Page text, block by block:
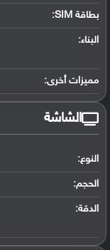
بطاقة SIM:
البناء:
مميزات أخرى:
الشاشة
النوع:
الحجم:
الدقة: